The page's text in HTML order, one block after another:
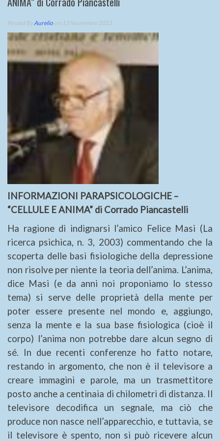
Posted ByAurelio on 13 Novembre 2023
INFORMAZIONI PARAPSICOLOGICHE –
“CELLULE E ANIMA” di Corrado Piancastelli
Ha ragione di indignarsi l’amico Felice Masi (La
ricerca psichica, n. 3, 2003) commentando che la
scoperta delle basi fisiologiche della depressione
non risolve per niente la teoria dell’anima. L’anima,
dice Masi (e da anni noi proponiamo lo stesso
tema) si serve delle proprietà della mente per
poter essere presente nel mondo e, aggiungo,
senza la mente e la sua base fisiologica (cioè il
corpo) l’anima non potrebbe dare alcun segno di
sé. In due recenti conferenze ho fatto notare,
restando in argomento, che non è il televisore a
creare immagini e parole, ma un trasmettitore
posto anche a centinaia di chilometri di distanza. Il
televisore decodifica un segnale, ma ciò che
produce non nasce nell’apparecchio, e tuttavia, se
il televisore è spento, non si può ricevere alcun